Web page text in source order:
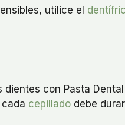
utilice el
con Pasta
cepillado debe